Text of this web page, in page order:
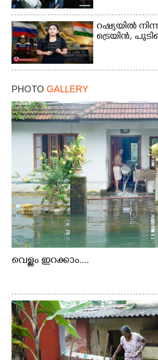
റഷ്യയിൽ
ട്രെയിൻ,
PHOTO GALLERY
വെള്ളം ഇറക്കാം....